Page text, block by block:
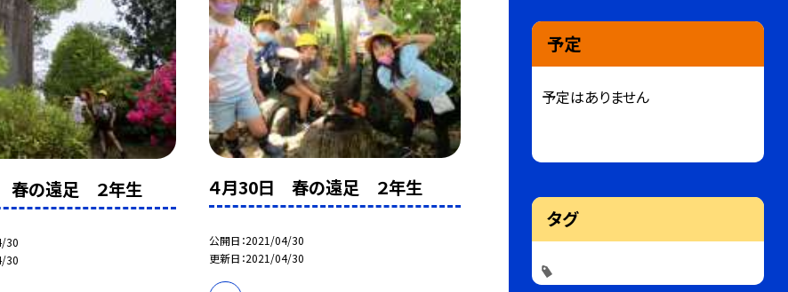
春の遠足 ２年生
30
30
４月30日 春の遠足 ２年生
公開日 2021/04/30
更新日 2021/04/30
予定
予定はありません
タグ